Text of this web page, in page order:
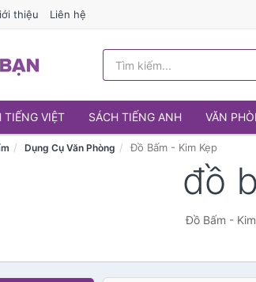
thiệu Liên hệ
TIẾNG VIỆT SÁCH TIẾNG ANH VĂN
Dụng Cụ Văn Phòng Đồ Bấm - Kim Kẹp
đồ
Đồ Bấm -